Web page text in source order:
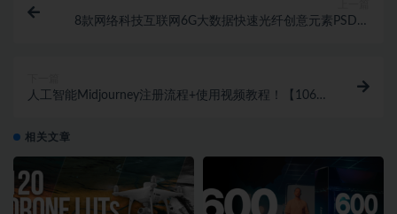
8款网络科技互联网6G大数据快速光纤创意元素PSD海
人工智能Midjourney注册流程+使用视频教程！【1063
相关文章